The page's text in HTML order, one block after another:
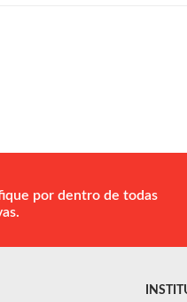
por dentro de todas